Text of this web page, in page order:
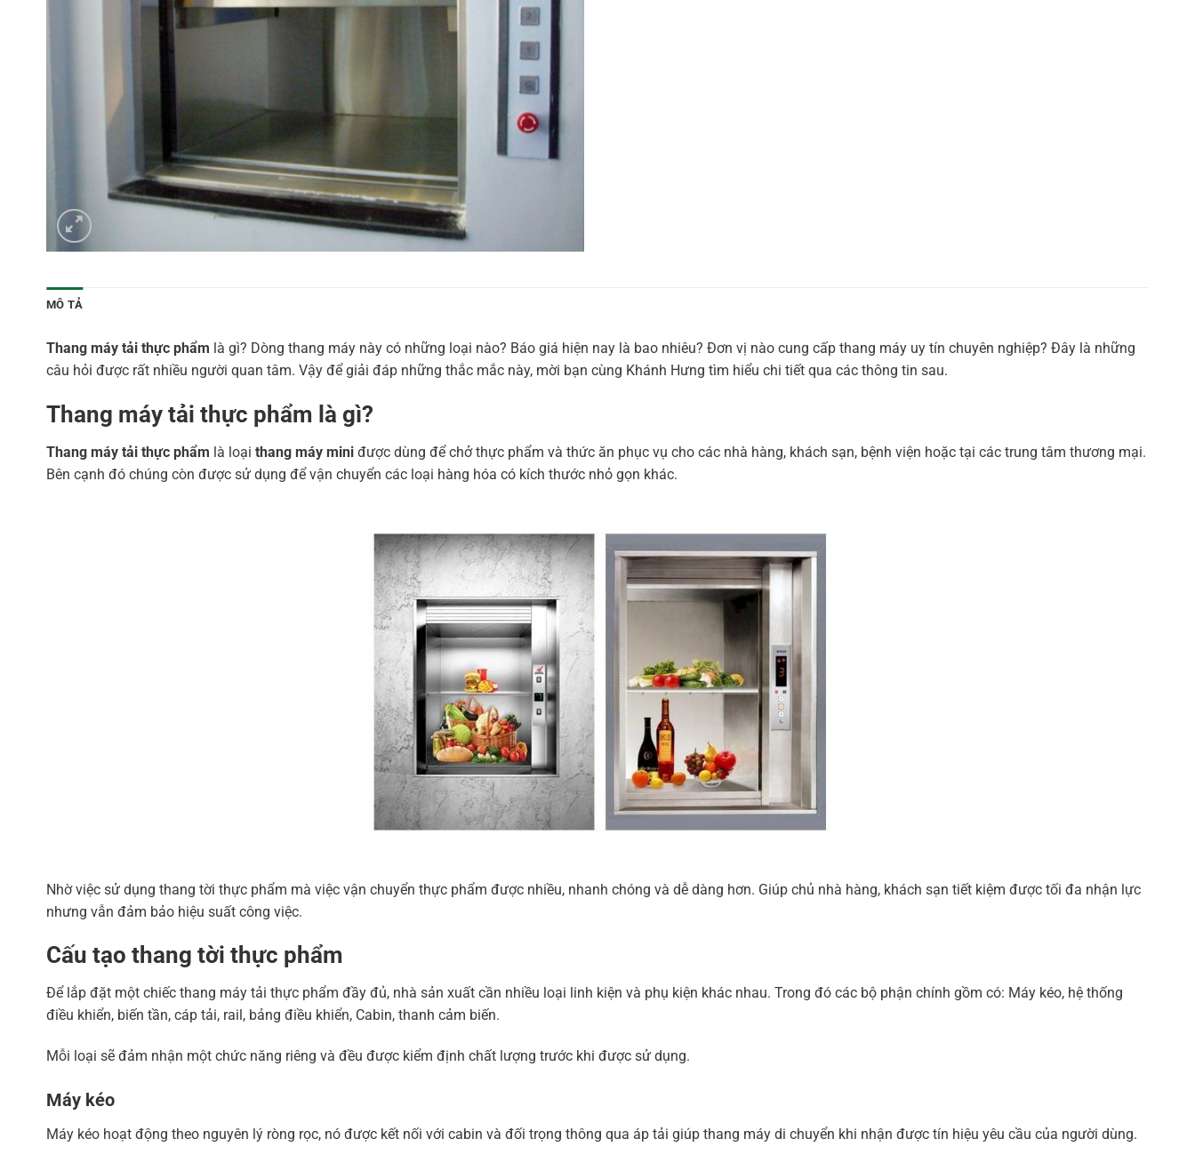
MÔ TẢ
Thang máy tải thực phẩm là gì? Dòng thang máy này có những loại nào? Báo giá hiện nay là bao nhiêu? Đơn vị nào cung cấp thang máy uy tín chuyên nghiệp? Đây là những
câu hỏi được rất nhiều người quan tâm. Vậy để giải đáp những thắc mắc này, mời bạn cùng Khánh Hưng tìm hiểu chi tiết qua các thông tin sau.
Thang máy tải thực phẩm là gì?
Thang máy tải thực phẩm là loại thang máy mini được dùng để chở thực phẩm và thức ăn phục vụ cho các nhà hàng, khách sạn, bệnh viện hoặc tại các trung tâm thương mại.
Bên cạnh đó chúng còn được sử dụng để vận chuyển các loại hàng hóa có kích thước nhỏ gọn khác.
Nhờ việc sử dụng thang tời thực phẩm mà việc vận chuyển thực phẩm được nhiều, nhanh chóng và dễ dàng hơn. Giúp chủ nhà hàng, khách sạn tiết kiệm được tối đa nhận lực
nhưng vẫn đảm bảo hiệu suất công việc.
Cấu tạo thang tời thực phẩm
Để lắp đặt một chiếc thang máy tải thực phẩm đầy đủ, nhà sản xuất cần nhiều loại linh kiện và phụ kiện khác nhau. Trong đó các bộ phận chính gồm có: Máy kéo, hệ thống
điều khiển, biến tần, cáp tải, rail, bảng điều khiển, Cabin, thanh cảm biến.
Mỗi loại sẽ đảm nhận một chức năng riêng và đều được kiểm định chất lượng trước khi được sử dụng.
Máy kéo
Máy kéo hoạt động theo nguyên lý ròng rọc, nó được kết nối với cabin và đối trọng thông qua áp tải giúp thang máy di chuyển khi nhận được tín hiệu yêu cầu của người dùng.